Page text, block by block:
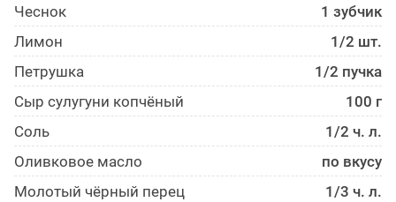
Чеснок
1 зубчик
Лимон
1/2 шт.
Петрушка
1/2 пучка
Сыр сулугуни копчёный
100 г
Соль
1/2 ч. л.
Оливковое масло
по вкусу
Молотый чёрный перец
1/3 ч. л.